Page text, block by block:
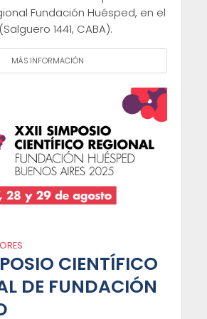
Fundación Huésped, en el
1441, CABA).
MÁS INFORMACIÓN
CIENTÍFICO
DE FUNDACIÓN